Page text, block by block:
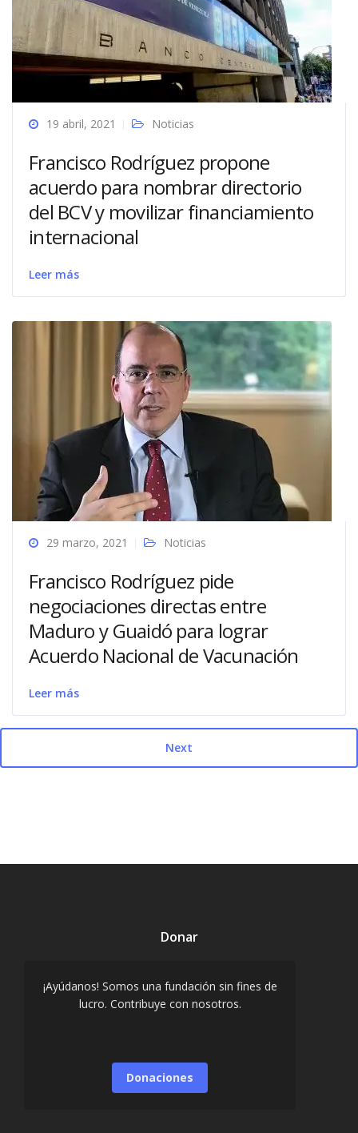
19 abril, 2021 Noticias
Francisco Rodríguez propone
acuerdo para nombrar directorio
del BCV y movilizar financiamiento
internacional
Leer más
29 marzo, 2021 Noticias
Francisco Rodríguez pide
negociaciones directas entre
Maduro y Guaidó para lograr
Acuerdo Nacional de Vacunación
Leer más
Next
Donar
¡Ayúdanos! Somos una fundación sin fines de
lucro. Contribuye con nosotros.
Donaciones